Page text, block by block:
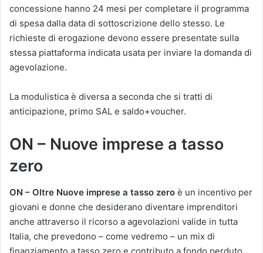
concessione hanno 24 mesi per completare il programma
di spesa dalla data di sottoscrizione dello stesso. Le
richieste di erogazione devono essere presentate sulla
stessa piattaforma indicata usata per inviare la domanda di
agevolazione.
La modulistica è diversa a seconda che si tratti di
anticipazione, primo SAL e saldo+voucher.
ON – Nuove imprese a tasso
zero
ON – Oltre Nuove imprese a tasso zero è un incentivo per
giovani e donne che desiderano diventare imprenditori
anche attraverso il ricorso a agevolazioni valide in tutta
Italia, che prevedono – come vedremo – un mix di